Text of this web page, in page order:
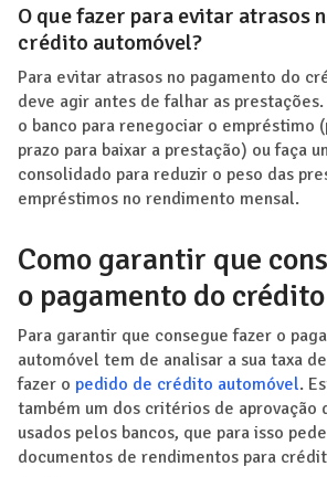
O que fazer para evitar atrasos
crédito automóvel?
Para evitar atrasos no pagamento do
deve agir antes de falhar as
o banco para renegociar o empréstimo
prazo para baixar a prestação) ou faça
consolidado para reduzir o peso das
empréstimos no rendimento mensal.
Como garantir que
o pagamento do
Para garantir que consegue fazer o
automóvel tem de analisar a sua taxa
fazer o pedido de crédito automóvel.
também um dos critérios de aprovação
usados pelos bancos, que para isso
documentos de rendimentos para